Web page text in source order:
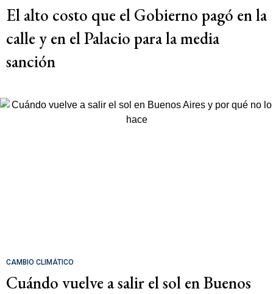
El alto costo que el Gobierno pagó en la
calle y en el Palacio para la media
sanción
CAMBIO CLIMÁTICO
Cuándo vuelve a salir el sol en Buenos